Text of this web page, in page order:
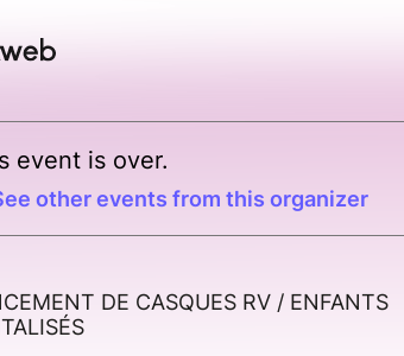
event is over.
other events from this organizer
DE CASQUES RV / ENFANTS